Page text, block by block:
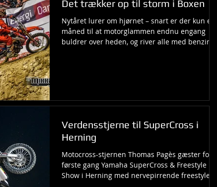
Det trækker op til storm i Boxen
Nytåret lurer om hjørnet – snart er der kun en
måned til at motorglammen endnu engang
buldrer over heden, og river alle med benzin i...
Verdensstjerne til SuperCross i
Herning
Motocross-stjernen Thomas Pagès gæster for
første gang Yamaha SuperCross & Freestyle
Show i Herning med nervepirrende freestyle